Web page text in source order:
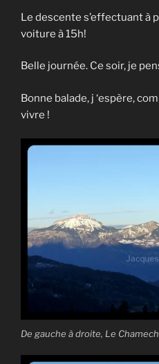
Le descente s’effectuant à
voiture à 15h!
Belle journée. Ce soir, je
Bonne balade, j ‘espère,
vivre !
De gauche à droite, Le